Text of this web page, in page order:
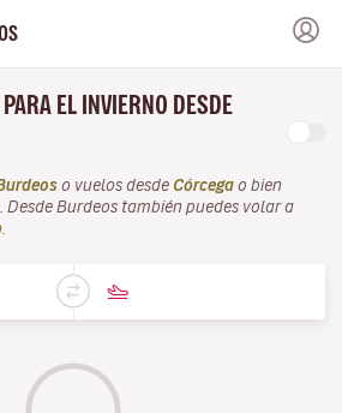
EL INVIERNO DESDE
o vuelos desde Córcega o bien
. Desde Burdeos también puedes volar a